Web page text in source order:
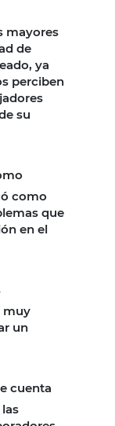
mayores
de
ya
perciben
su
como
que
en el
muy
un
cuenta